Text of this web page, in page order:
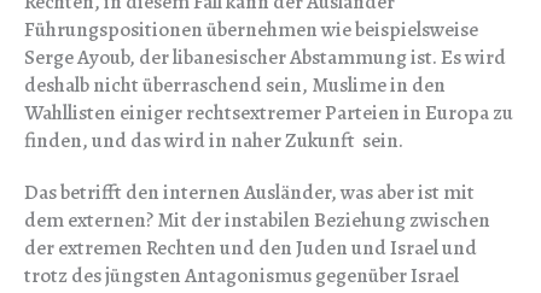
Führungspositionen übernehmen wie beispielsweise
Serge Ayoub, der libanesischer Abstammung ist. Es wird
deshalb nicht überraschend sein, Muslime in den
Wahllisten einiger rechtsextremer Parteien in Europa zu
finden, und das wird in naher Zukunft sein.
Das betrifft den internen Ausländer, was aber ist mit
dem externen? Mit der instabilen Beziehung zwischen
der extremen Rechten und den Juden und Israel und
trotz des jüngsten Antagonismus gegenüber Israel